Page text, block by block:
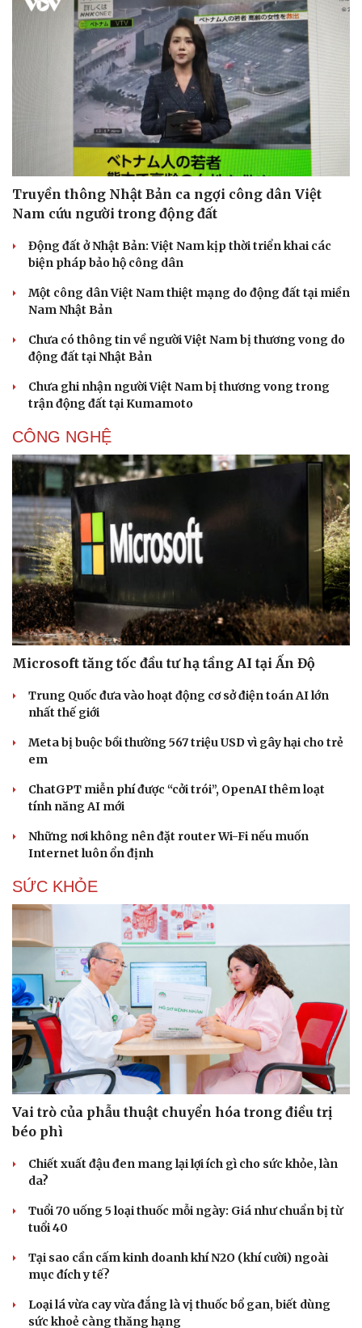
Du lịch
Tư vấn
Săn Tour
check-in
Đọc truyện đêm khuya
Cửa sổ tình yêu
Kể chuyện cho bé
Cải chính
Truyền thông Nhật Bản ca ngợi công dân Việt
Nam cứu người trong động đất
Động đất ở Nhật Bản: Việt Nam kịp thời triển khai các
biện pháp bảo hộ công dân
Một công dân Việt Nam thiệt mạng do động đất tại miền
Nam Nhật Bản
Chưa có thông tin về người Việt Nam bị thương vong do
động đất tại Nhật Bản
Chưa ghi nhận người Việt Nam bị thương vong trong
trận động đất tại Kumamoto
CÔNG NGHỆ
Microsoft tăng tốc đầu tư hạ tầng AI tại Ấn Độ
Trung Quốc đưa vào hoạt động cơ sở điện toán AI lớn
nhất thế giới
Meta bị buộc bồi thường 567 triệu USD vì gây hại cho trẻ
em
ChatGPT miễn phí được “cởi trói”, OpenAI thêm loạt
tính năng AI mới
Những nơi không nên đặt router Wi-Fi nếu muốn
Internet luôn ổn định
SỨC KHỎE
Vai trò của phẫu thuật chuyển hóa trong điều trị
béo phì
Chiết xuất đậu đen mang lại lợi ích gì cho sức khỏe, làn
da?
Tuổi 70 uống 5 loại thuốc mỗi ngày: Giá như chuẩn bị từ
tuổi 40
Tại sao cần cấm kinh doanh khí N2O (khí cười) ngoài
mục đích y tế?
Loại lá vừa cay vừa đắng là vị thuốc bổ gan, biết dùng
sức khoẻ càng thăng hạng